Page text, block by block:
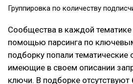
Группировка по количеству
Сообщества в каждой тематике
помощью парсинга по
подборку попали тематические
имеющие в своем описании
ключи. В подборке